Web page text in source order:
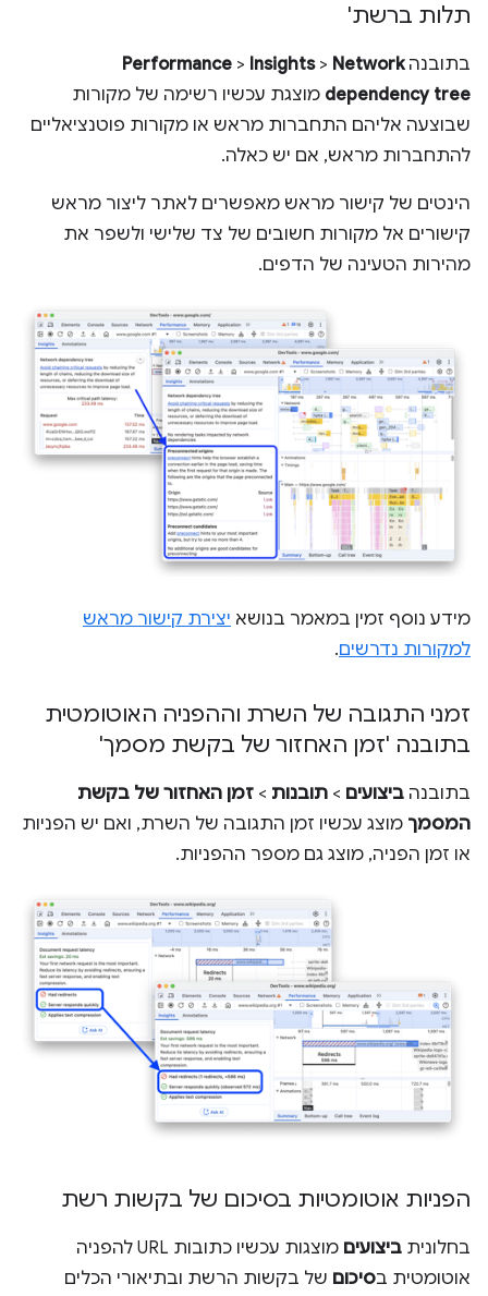
תלות ברשת'
בתובנה Performance > Insights> Network
dependency tree מוצגת עכשיו רשימה של מקורות
שבוצעה אליהם התחברות מראש או מקורות פוטנציאליים
להתחברות מראש, אם יש כאלה.
הינטים של קישור מראש מאפשרים לאתר ליצור מראש
קישורים אל מקורות חשובים של צד שלישי ולשפר את
מהירות הטעינה של הדפים.
מידע נוסף זמין במאמר בנושא יצירת קישור מראש
למקורות נדרשים.
זמני התגובה של השרת וההפניה האוטומטית
בתובנה 'זמן האחזור של בקשת מסמך'
בתובנה ביצועים > תובנות > זמן האחזור של בקשת
המסמך מוצג עכשיו זמן התגובה של השרת, ואם יש הפניות
או זמן הפניה, מוצג גם מספר ההפניות.
הפניות אוטומטיות בסיכום של בקשות רשת
בחלונית ביצועים
מוצגות עכשיו כתובות URL להפניה
אוטומטית בסיכום של בקשות הרשת ובתיאורי הכלים